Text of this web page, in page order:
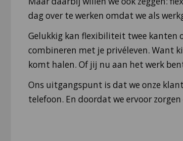
dag over te werken omdat we als
Gelukkig kan flexibiliteit twee kanten
combineren met je privéleven. Want
komt halen. Of jij nu aan het werk
Ons uitgangspunt is dat we onze
telefoon. En doordat we ervoor